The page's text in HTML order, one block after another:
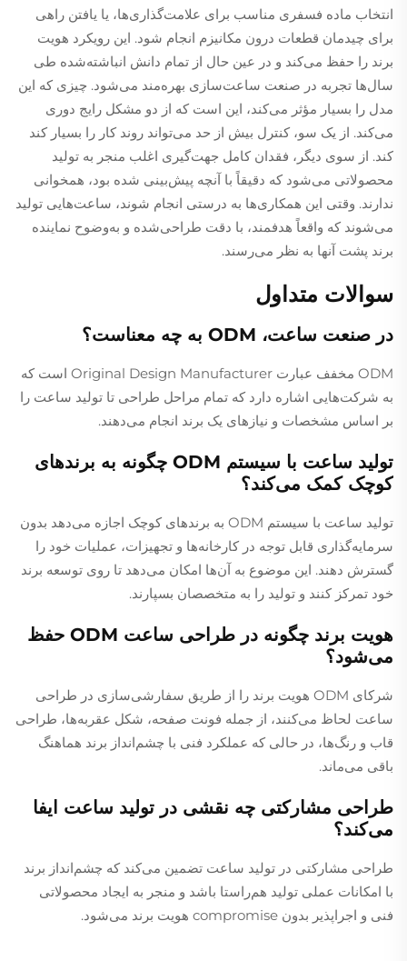
انتخاب ماده فسفری مناسب برای علامت‌گذاری‌ها، یا یافتن راهی
برای چیدمان قطعات درون مکانیزم انجام شود. این رویکرد هویت
برند را حفظ می‌کند و در عین حال از تمام دانش انباشته‌شده طی
سال‌ها تجربه در صنعت ساعت‌سازی بهره‌مند می‌شود. چیزی که این
مدل را بسیار مؤثر می‌کند، این است که از دو مشکل رایج دوری
می‌کند. از یک سو، کنترل بیش از حد می‌تواند روند کار را بسیار کند
کند. از سوی دیگر، فقدان کامل جهت‌گیری اغلب منجر به تولید
محصولاتی می‌شود که دقیقاً با آنچه پیش‌بینی شده بود، همخوانی
ندارند. وقتی این همکاری‌ها به درستی انجام شوند، ساعت‌هایی تولید
می‌شوند که واقعاً هدفمند، با دقت طراحی‌شده و به‌وضوح نماینده
برند پشت آنها به نظر می‌رسند.
سوالات متداول
در صنعت ساعت، ODM به چه معناست؟
ODM مخفف عبارت Original Design Manufacturer است که
به شرکت‌هایی اشاره دارد که تمام مراحل طراحی تا تولید ساعت را
بر اساس مشخصات و نیازهای یک برند انجام می‌دهند.
تولید ساعت با سیستم ODM چگونه به برندهای
کوچک کمک می‌کند؟
تولید ساعت با سیستم ODM به برندهای کوچک اجازه می‌دهد بدون
سرمایه‌گذاری قابل توجه در کارخانه‌ها و تجهیزات، عملیات خود را
گسترش دهند. این موضوع به آن‌ها امکان می‌دهد تا روی توسعه برند
خود تمرکز کنند و تولید را به متخصصان بسپارند.
هویت برند چگونه در طراحی ساعت ODM حفظ
می‌شود؟
شرکای ODM هویت برند را از طریق سفارشی‌سازی در طراحی
ساعت لحاظ می‌کنند، از جمله فونت صفحه، شکل عقربه‌ها، طراحی
قاب و رنگ‌ها، در حالی که عملکرد فنی با چشم‌انداز برند هماهنگ
باقی می‌ماند.
طراحی مشارکتی چه نقشی در تولید ساعت ایفا
می‌کند؟
طراحی مشارکتی در تولید ساعت تضمین می‌کند که چشم‌انداز برند
با امکانات عملی تولید هم‌راستا باشد و منجر به ایجاد محصولاتی
فنی و اجراپذیر بدون compromise هویت برند می‌شود.